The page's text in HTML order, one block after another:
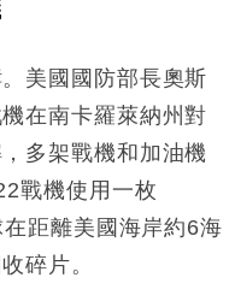
斥4億美元押注未上市公
萬元 斥21億翻新香港及
美國國防部長奧斯
在南卡羅萊納州對
多架戰機和加油機
戰機使用一枚
距離美國海岸約6海
碎片。